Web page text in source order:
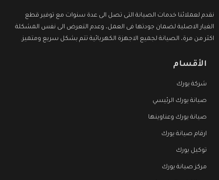
نقدم لعملائنا خدمات الصيانة التى تصل الى عدة سنوات مع توفير قطع
الغيار الاصلية لضمان جودتها فى العمل، وعدم التعرض الى نفس المشكلة
اكثر من مرة، الصيانة لجميع الاجهزة الكهربائية تتم بشكل سريع ومتميز.
الأقسام
شركة يورك
صيانة يورك الرئيسي
صيانة يورك وعناوينها
ارقام صيانة يورك
توكيل يورك
مركز صيانة يورك